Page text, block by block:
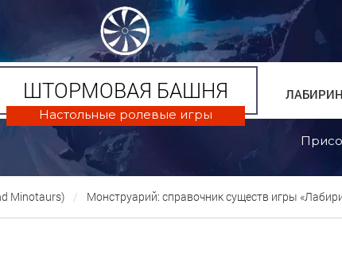
ШТОРМОВАЯ БАШНЯ
Настольные ролевые игры
Minotaurs) Монструарий: справочник существ игры